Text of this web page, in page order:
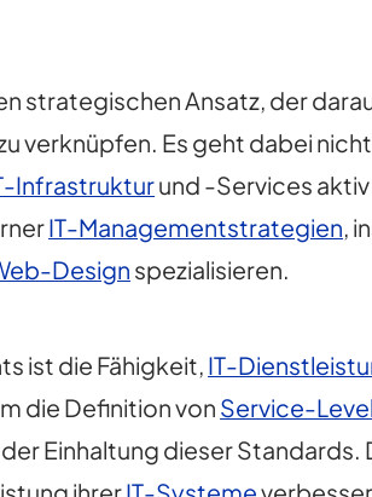
strategischen Ansatz, der
Es geht dabei
Infrastrukturund -Services
IT-Managementstrategien,
Design spezialisieren.
ist die Fähigkeit, IT-
die Definition von Service-
Einhaltung dieser Standards.